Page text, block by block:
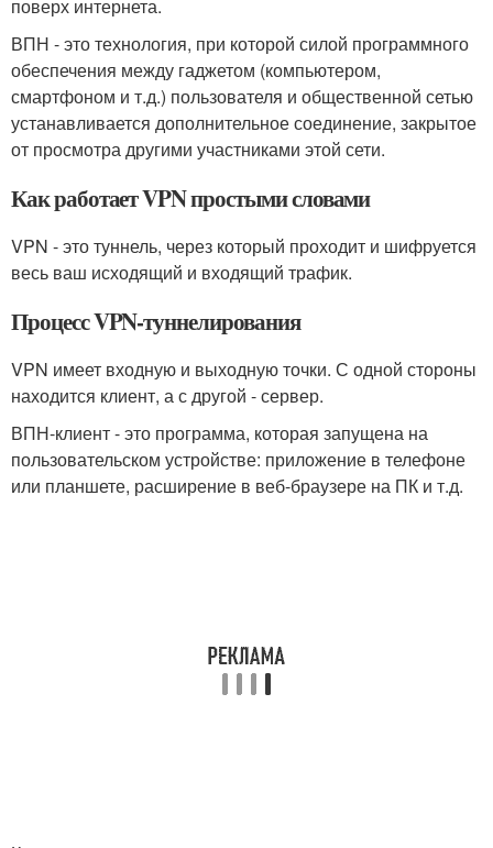
поверх интернета.
ВПН - это технология, при которой силой программного
обеспечения между гаджетом (компьютером,
смартфоном и т.д.) пользователя и общественной сетью
устанавливается дополнительное соединение, закрытое
от просмотра другими участниками этой сети.
Как работает VPN простыми словами
VPN - это туннель, через который проходит и шифруется
весь ваш исходящий и входящий трафик.
Процесс VPN-туннелирования
VPN имеет входную и выходную точки. С одной стороны
находится клиент, а с другой - сервер.
ВПН-клиент - это программа, которая запущена на
пользовательском устройстве: приложение в телефоне
или планшете, расширение в веб-браузере на ПК и т.д.